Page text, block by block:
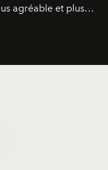
agréable et plus